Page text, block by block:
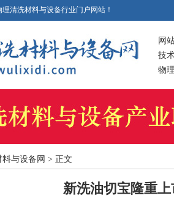
清洗材料与设备行业门户网站！
网
技
物
与设备网 > 正文
新洗油切宝隆重上